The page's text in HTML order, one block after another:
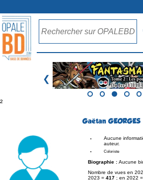
❮
²
Gaëtan GEORGES
Aucune
auteur.
Coloriste
Biographie : Aucune
Nombre de vues en
2023 = 417 ; en 2022 =